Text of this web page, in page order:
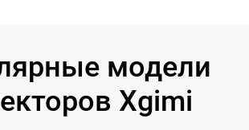
модели
Xgimi